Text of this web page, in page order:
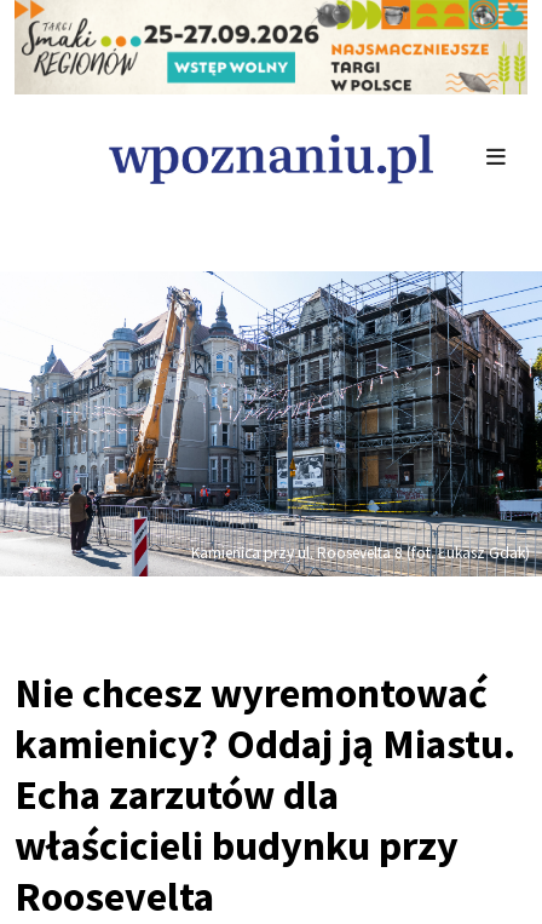
Kamienica przy ul. Roosevelta 8 (fot. Łukasz Gdak)
Nie chcesz wyremontować
kamienicy? Oddaj ją Miastu.
Echa zarzutów dla
właścicieli budynku przy
Roosevelta